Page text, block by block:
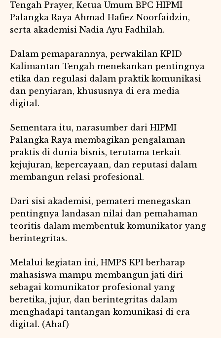
Tengah Prayer, Ketua Umum BPC HIPMI
Palangka Raya Ahmad Hafiez Noorfaidzin,
serta akademisi Nadia Ayu Fadhilah.
Dalam pemaparannya, perwakilan KPID
Kalimantan Tengah menekankan pentingnya
etika dan regulasi dalam praktik komunikasi
dan penyiaran, khususnya di era media
digital.
Sementara itu, narasumber dari HIPMI
Palangka Raya membagikan pengalaman
praktis di dunia bisnis, terutama terkait
kejujuran, kepercayaan, dan reputasi dalam
membangun relasi profesional.
Dari sisi akademisi, pemateri menegaskan
pentingnya landasan nilai dan pemahaman
teoritis dalam membentuk komunikator yang
berintegritas.
Melalui kegiatan ini, HMPS KPI berharap
mahasiswa mampu membangun jati diri
sebagai komunikator profesional yang
beretika, jujur, dan berintegritas dalam
menghadapi tantangan komunikasi di era
digital. (Ahaf)